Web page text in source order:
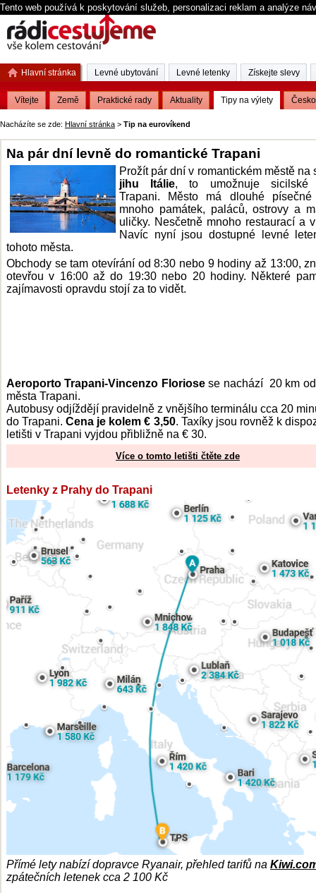
Tento web používá k poskytování služeb, personalizaci reklam a analýze
Nacházíte se zde: Hlavní stránka > Tip na eurovíkend
Na pár dní levně do romantické Trapani
Prožít pár dní v romantickém městě na
jihu Itálie, to umožnuje sicilské
Trapani. Město má dlouhé písečné
mnoho památek, paláců, ostrovy a
uličky. Nesčetně mnoho restaurací a
Navíc nyní jsou dostupné levné
tohoto města.
Obchody se tam otevírání od 8:30 nebo 9 hodiny až 13:00,
otevřou v 16:00 až do 19:30 nebo 20 hodiny. Některé
zajímavosti opravdu stojí za to vidět.
Aeroporto Trapani-Vincenzo Floriosese nachází 20 km
města Trapani.
Autobusy odjíždějí pravidelně z vnějšího terminálu cca 20
do Trapani.Cena je kolem € 3,50. Taxíky jsou rovněž k
letišti v Trapani vyjdou přibližně na € 30.
Více o tomto letišti čtěte zde
Letenky z Prahy do Trapani
Přímé lety nabízí dopravce Ryanair, přehled tarifů na
zpátečních letenek cca 2 100 Kč
Hlavní stránka
Vítejte Země Praktické rady Aktuality Tipy na výlety Česko
Levné ubytování Levné letenky Získejte slevy